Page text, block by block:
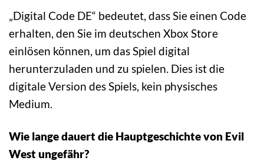
„Digital Code DE“ bedeutet, dass Sie einen Code
erhalten, den Sie im deutschen Xbox Store
einlösen können, um das Spiel digital
herunterzuladen und zu spielen. Dies ist die
digitale Version des Spiels, kein physisches
Medium.
Wie lange dauert die Hauptgeschichte von Evil
West ungefähr?